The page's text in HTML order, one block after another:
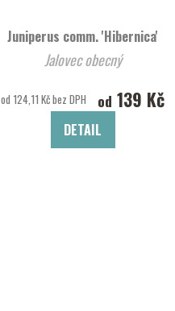
Juniperus comm. 'Hibernica'
Jalovec obecný
od 124,11 Kč bez DPH od 139 Kč
DETAIL